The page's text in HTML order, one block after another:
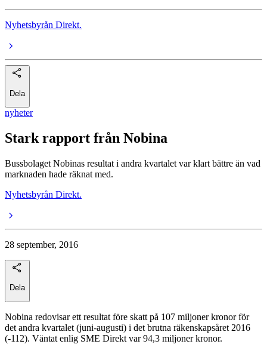
Nyhetsbyrån Direkt.
Dela
nyheter
Stark rapport från Nobina
Bussbolaget Nobinas resultat i andra kvartalet var klart bättre än vad
marknaden hade räknat med.
Nyhetsbyrån Direkt.
28 september, 2016
Dela
Nobina redovisar ett resultat före skatt på 107 miljoner kronor för
det andra kvartalet (juni-augusti) i det brutna räkenskapsåret 2016
(-112). Väntat enlig SME Direkt var 94,3 miljoner kronor.